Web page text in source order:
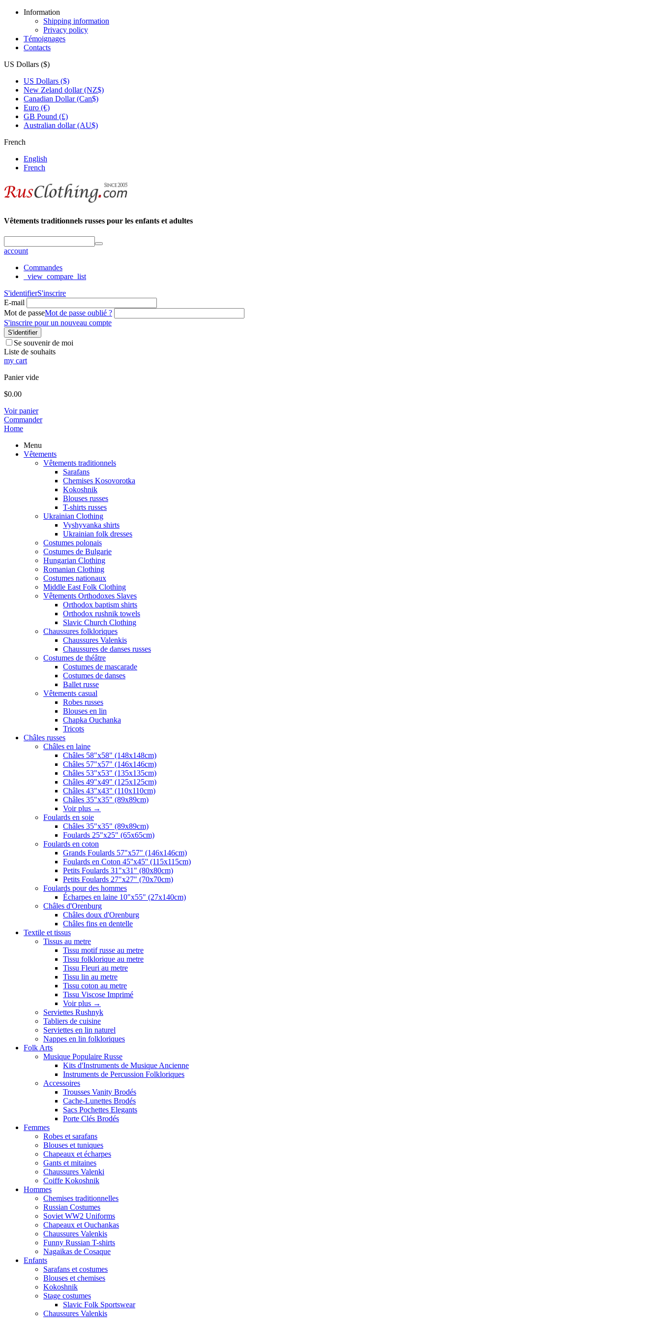
Information
Shipping information
Privacy policy
Témoignages
Contacts
US Dollars ($)
US Dollars ($)
New Zeland dollar (NZ$)
Canadian Dollar (Can$)
Euro (€)
GB Pound (£)
Australian dollar (AU$)
French
English
French
Vêtements traditionnels russes pour les enfants et adultes
account
Commandes
_view_compare_list
S'identifierS'inscrire
E-mail
Mot de passeMot de passe oublié ?
S'inscrire pour un nouveau compte
S'identifier
Se souvenir de moi
Liste de souhaits
my cart
Panier vide
$0.00
Voir panier
Commander
Home
Menu
Vêtements
Vêtements traditionnels
Sarafans
Chemises Kosovorotka
Kokoshnik
Blouses russes
T-shirts russes
Ukrainian Clothing
Vyshyvanka shirts
Ukrainian folk dresses
Costumes polonais
Costumes de Bulgarie
Hungarian Clothing
Romanian Clothing
Costumes nationaux
Middle East Folk Clothing
Vêtements Orthodoxes Slaves
Orthodox baptism shirts
Orthodox rushnik towels
Slavic Church Clothing
Chaussures folkloriques
Chaussures Valenkis
Chaussures de danses russes
Costumes de théâtre
Costumes de mascarade
Costumes de danses
Ballet russe
Vêtements casual
Robes russes
Blouses en lin
Chapka Ouchanka
Tricots
Châles russes
Châles en laine
Châles 58"x58" (148x148cm)
Châles 57"x57" (146x146cm)
Châles 53"x53" (135x135cm)
Châles 49"x49" (125x125cm)
Châles 43"x43" (110x110cm)
Châles 35"x35" (89x89cm)
Voir plus →
Foulards en soie
Châles 35"x35" (89x89cm)
Foulards 25"x25" (65x65cm)
Foulards en coton
Grands Foulards 57"x57" (146x146cm)
Foulards en Coton 45''x45'' (115x115cm)
Petits Foulards 31"x31" (80x80cm)
Petits Foulards 27"x27" (70x70cm)
Foulards pour des hommes
Écharpes en laine 10"x55" (27x140cm)
Châles d'Orenburg
Châles doux d'Orenburg
Châles fins en dentelle
Textile et tissus
Tissus au metre
Tissu motif russe au metre
Tissu folklorique au metre
Tissu Fleuri au metre
Tissu lin au metre
Tissu coton au metre
Tissu Viscose Imprimé
Voir plus →
Serviettes Rushnyk
Tabliers de cuisine
Serviettes en lin naturel
Nappes en lin folkloriques
Folk Arts
Musique Populaire Russe
Kits d'Instruments de Musique Ancienne
Instruments de Percussion Folkloriques
Accessoires
Trousses Vanity Brodés
Cache-Lunettes Brodés
Sacs Pochettes Elegants
Porte Clés Brodés
Femmes
Robes et sarafans
Blouses et tuniques
Chapeaux et écharpes
Gants et mitaines
Chaussures Valenki
Coiffe Kokoshnik
Hommes
Chemises traditionnelles
Russian Costumes
Soviet WW2 Uniforms
Chapeaux et Ouchankas
Chaussures Valenkis
Funny Russian T-shirts
Nagaikas de Cosaque
Enfants
Sarafans et costumes
Blouses et chemises
Kokoshnik
Stage costumes
Slavic Folk Sportswear
Chaussures Valenkis